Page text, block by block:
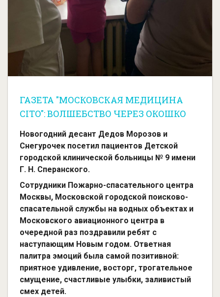
ГАЗЕТА "МОСКОВСКАЯ МЕДИЦИНА
CITO": ВОЛШЕБСТВО ЧЕРЕЗ ОКОШКО
Новогодний десант Дедов Морозов и
Снегурочек посетил пациентов Детской
городской клинической больницы № 9 имени
Г. Н. Сперанского.
Сотрудники Пожарно-спасательного центра
Москвы, Московской городской поисково-
спасательной службы на водных объектах и
Московского авиационного центра в
очередной раз поздравили ребят с
наступающим Новым годом. Ответная
палитра эмоций была самой позитивной:
приятное удивление, восторг, трогательное
смущение, счастливые улыбки, заливистый
смех детей.